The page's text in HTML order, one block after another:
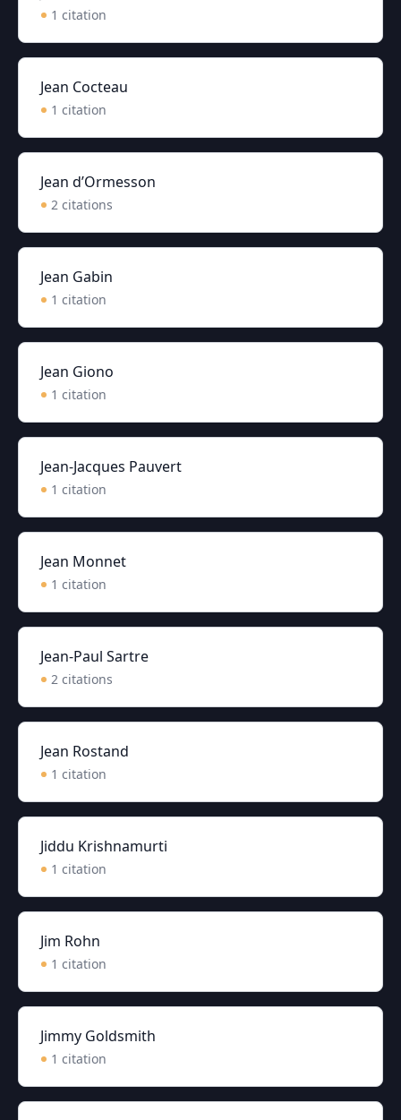
1 citation
Jean Cocteau
1 citation
Jean d’Ormesson
2 citations
Jean Gabin
1 citation
Jean Giono
1 citation
Jean-Jacques Pauvert
1 citation
Jean Monnet
1 citation
Jean-Paul Sartre
2 citations
Jean Rostand
1 citation
Jiddu Krishnamurti
1 citation
Jim Rohn
1 citation
Jimmy Goldsmith
1 citation